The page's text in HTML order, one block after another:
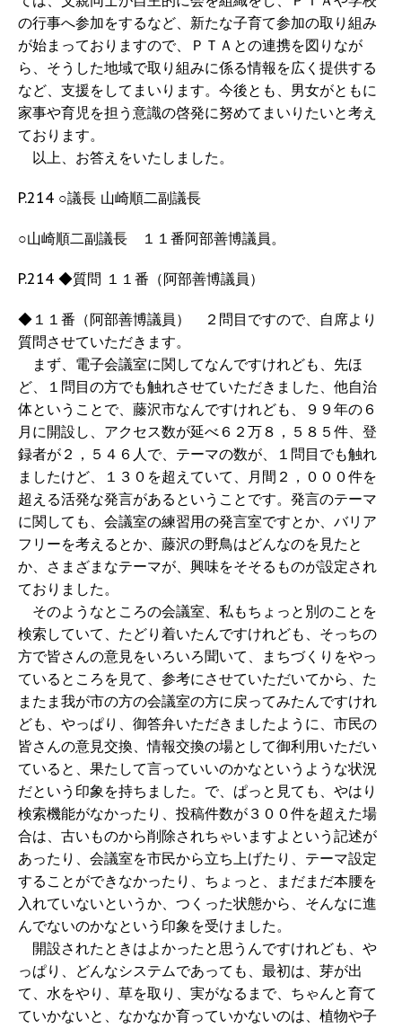
の行事へ参加をするなど、新たな子育て参加の取り組み
が始まっておりますので、ＰＴＡとの連携を図りなが
ら、そうした地域で取り組みに係る情報を広く提供する
など、支援をしてまいります。今後とも、男女がともに
家事や育児を担う意識の啓発に努めてまいりたいと考え
ております。
以上、お答えをいたしました。
P.214 ○議長 山崎順二副議長
○山崎順二副議長 １１番阿部善博議員。
P.214 ◆質問 １１番（阿部善博議員）
◆１１番（阿部善博議員） ２問目ですので、自席より
質問させていただきます。
まず、電子会議室に関してなんですけれども、先ほ
ど、１問目の方でも触れさせていただきました、他自治
体ということで、藤沢市なんですけれども、９９年の６
月に開設し、アクセス数が延べ６２万８，５８５件、登
録者が２，５４６人で、テーマの数が、１問目でも触れ
ましたけど、１３０を超えていて、月間２，０００件を
超える活発な発言があるということです。発言のテーマ
に関しても、会議室の練習用の発言室ですとか、バリア
フリーを考えるとか、藤沢の野鳥はどんなのを見たと
か、さまざまなテーマが、興味をそそるものが設定され
ておりました。
そのようなところの会議室、私もちょっと別のことを
検索していて、たどり着いたんですけれども、そっちの
方で皆さんの意見をいろいろ聞いて、まちづくりをやっ
ているところを見て、参考にさせていただいてから、た
またま我が市の方の会議室の方に戻ってみたんですけれ
ども、やっぱり、御答弁いただきましたように、市民の
皆さんの意見交換、情報交換の場として御利用いただい
ていると、果たして言っていいのかなというような状況
だという印象を持ちました。で、ぱっと見ても、やはり
検索機能がなかったり、投稿件数が３００件を超えた場
合は、古いものから削除されちゃいますよという記述が
あったり、会議室を市民から立ち上げたり、テーマ設定
することができなかったり、ちょっと、まだまだ本腰を
入れていないというか、つくった状態から、そんなに進
んでないのかなという印象を受けました。
開設されたときはよかったと思うんですけれども、や
っぱり、どんなシステムであっても、最初は、芽が出
て、水をやり、草を取り、実がなるまで、ちゃんと育て
ていかないと、なかなか育っていかないのは、植物や子